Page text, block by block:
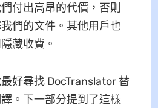
付出高昂的代價，否則
們的文件。其他用戶也
藏收費。
好尋找 DocTranslator 替
。下一部分提到了這樣